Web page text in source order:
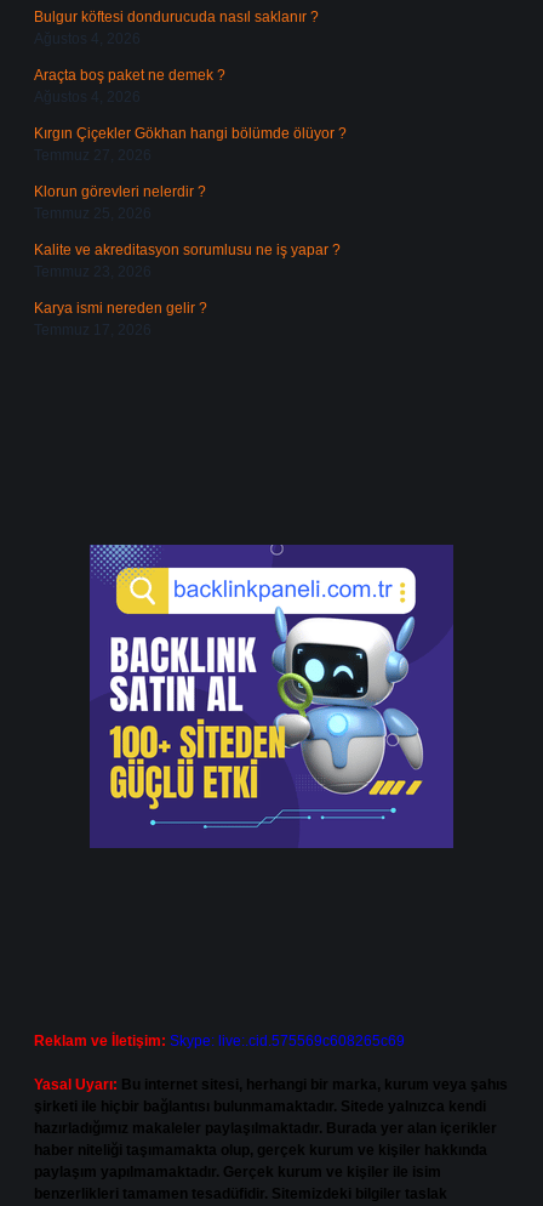
Bulgur köftesi dondurucuda nasıl saklanır ?
Ağustos 4, 2026
Araçta boş paket ne demek ?
Ağustos 4, 2026
Kırgın Çiçekler Gökhan hangi bölümde ölüyor ?
Temmuz 27, 2026
Klorun görevleri nelerdir ?
Temmuz 25, 2026
Kalite ve akreditasyon sorumlusu ne iş yapar ?
Temmuz 23, 2026
Karya ismi nereden gelir ?
Temmuz 17, 2026
Reklam ve İletişim: Skype: live:.cid.575569c608265c69
Yasal Uyarı: Bu internet sitesi, herhangi bir marka, kurum veya şahıs
şirketi ile hiçbir bağlantısı bulunmamaktadır. Sitede yalnızca kendi
hazırladığımız makaleler paylaşılmaktadır. Burada yer alan içerikler
haber niteliği taşımamakta olup, gerçek kurum ve kişiler hakkında
paylaşım yapılmamaktadır. Gerçek kurum ve kişiler ile isim
benzerlikleri tamamen tesadüfidir. Sitemizdeki bilgiler taslak